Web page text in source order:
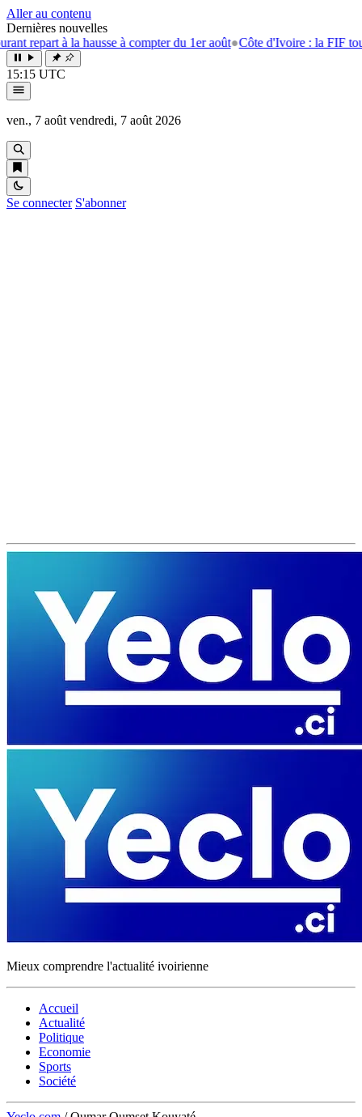
Aller au contenu
Dernières nouvelles
à compter du 1er août●Côte d'Ivoire : la FIF tourne la page
15:15 UTC
ven., 7 août vendredi, 7 août 2026
Se connecter S'abonner
Mieux comprendre l'actualité ivoirienne
Accueil
Actualité
Politique
Economie
Sports
Société